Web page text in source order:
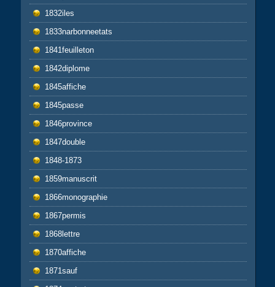
1832iles
1833narbonneetats
1841feuilleton
1842diplome
1845affiche
1845passe
1846province
1847double
1848-1873
1859manuscrit
1866monographie
1867permis
1868lettre
1870affiche
1871sauf